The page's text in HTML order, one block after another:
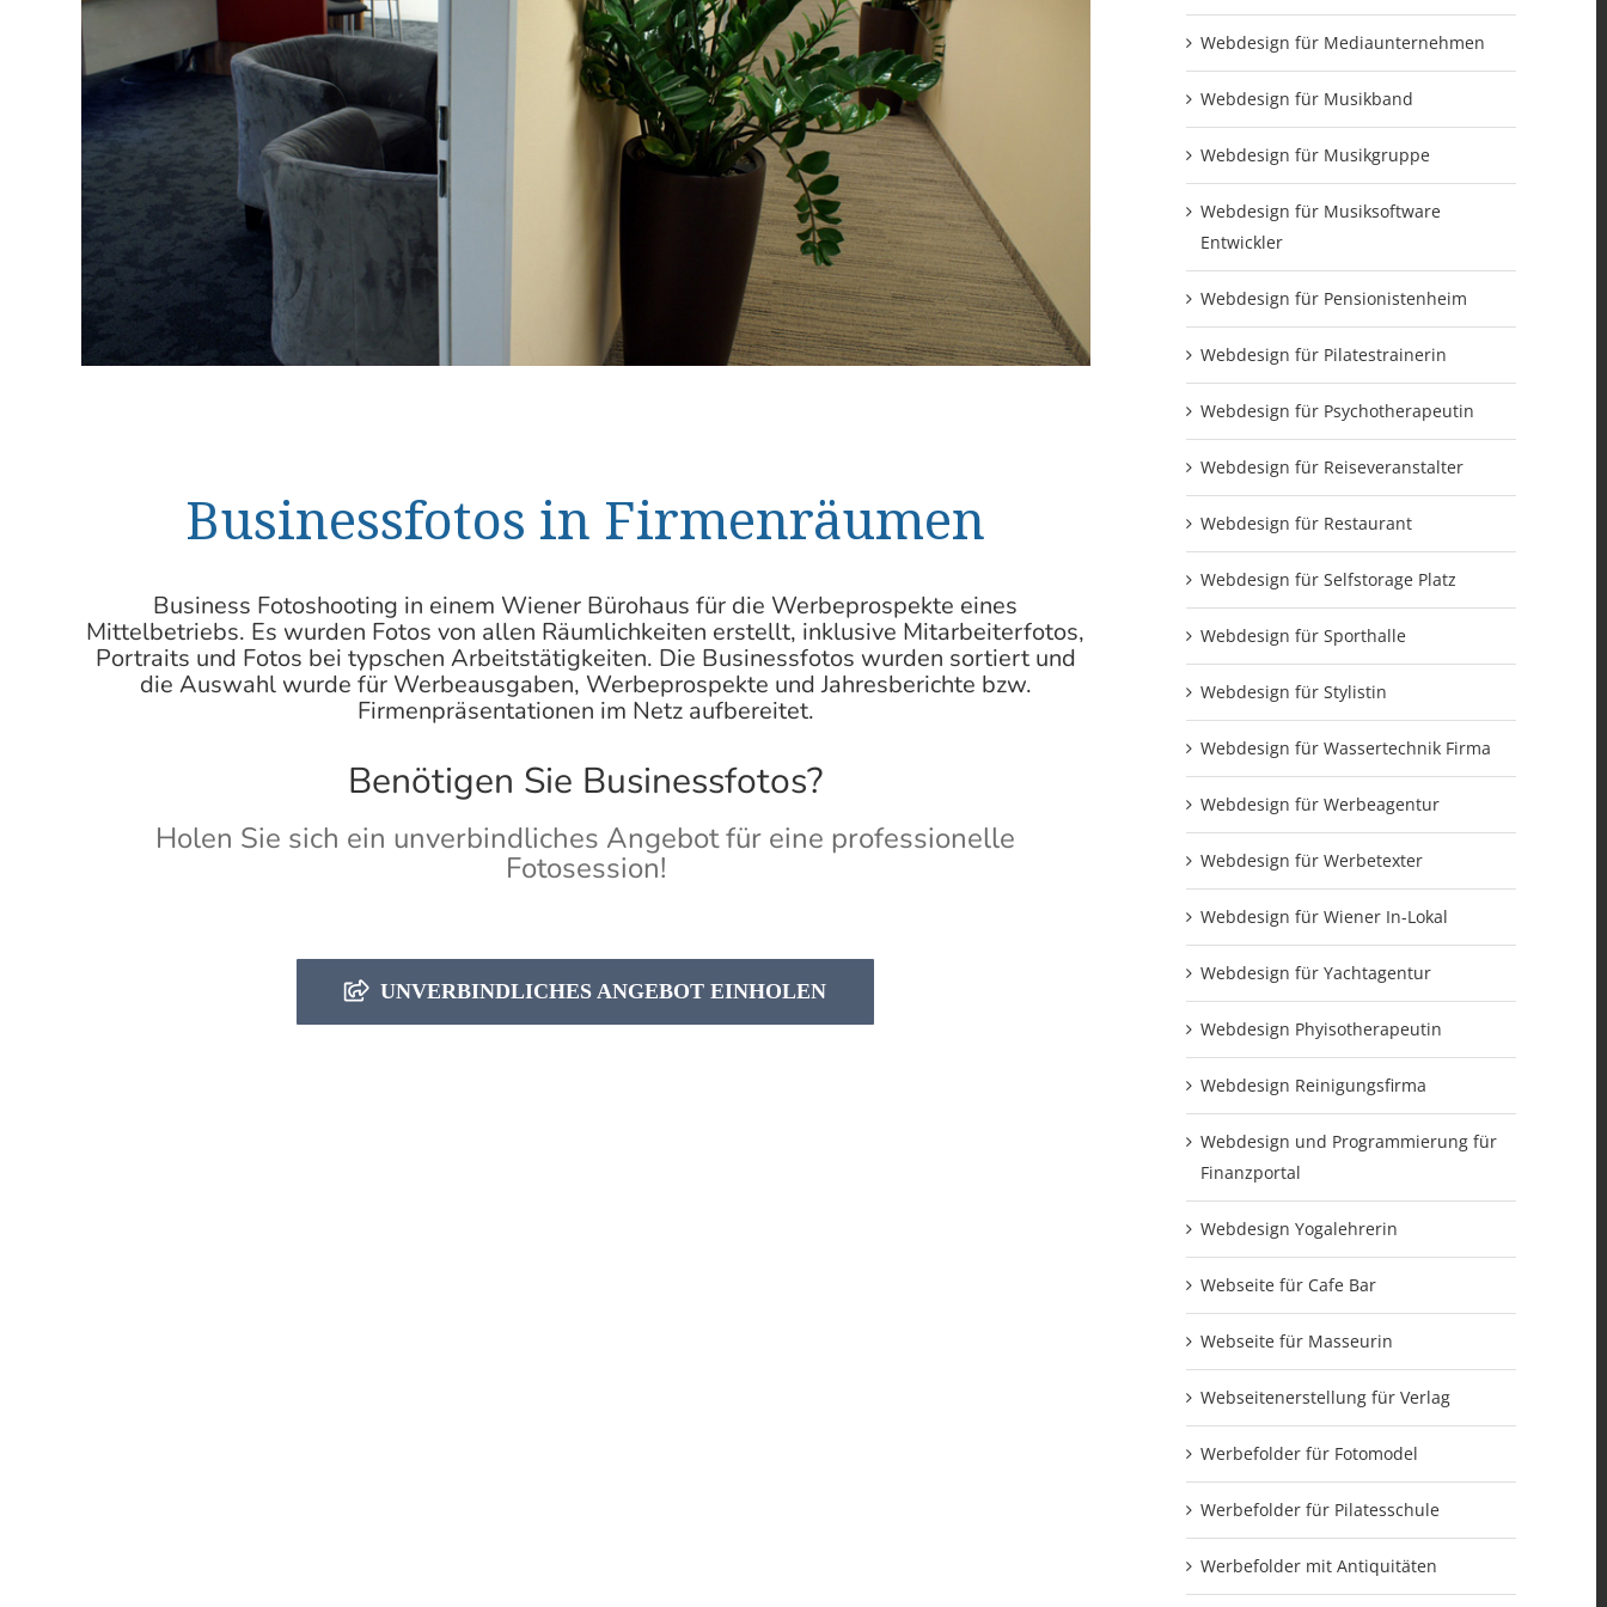
Businessfotos in Firmenräumen
Business Fotoshooting in einem Wiener Bürohaus für die Werbeprospekte eines
Mittelbetriebs. Es wurden Fotos von allen Räumlichkeiten erstellt, inklusive Mitarbeiterfotos,
Portraits und Fotos bei typschen Arbeitstätigkeiten. Die Businessfotos wurden sortiert und
die Auswahl wurde für Werbeausgaben, Werbeprospekte und Jahresberichte bzw.
Firmenpräsentationen im Netz aufbereitet.
Benötigen Sie Businessfotos?
Holen Sie sich ein unverbindliches Angebot für eine professionelle
Fotosession!
UNVERBINDLICHES ANGEBOT EINHOLEN
Webdesign für Mediaunternehmen
Webdesign für Musikband
Webdesign für Musikgruppe
Webdesign für Musiksoftware
Entwickler
Webdesign für Pensionistenheim
Webdesign für Pilatestrainerin
Webdesign für Psychotherapeutin
Webdesign für Reiseveranstalter
Webdesign für Restaurant
Webdesign für Selfstorage Platz
Webdesign für Sporthalle
Webdesign für Stylistin
Webdesign für Wassertechnik Firma
Webdesign für Werbeagentur
Webdesign für Werbetexter
Webdesign für Wiener In-Lokal
Webdesign für Yachtagentur
Webdesign Phyisotherapeutin
Webdesign Reinigungsfirma
Webdesign und Programmierung für
Finanzportal
Webdesign Yogalehrerin
Webseite für Cafe Bar
Webseite für Masseurin
Webseitenerstellung für Verlag
Werbefolder für Fotomodel
Werbefolder für Pilatesschule
Werbefolder mit Antiquitäten